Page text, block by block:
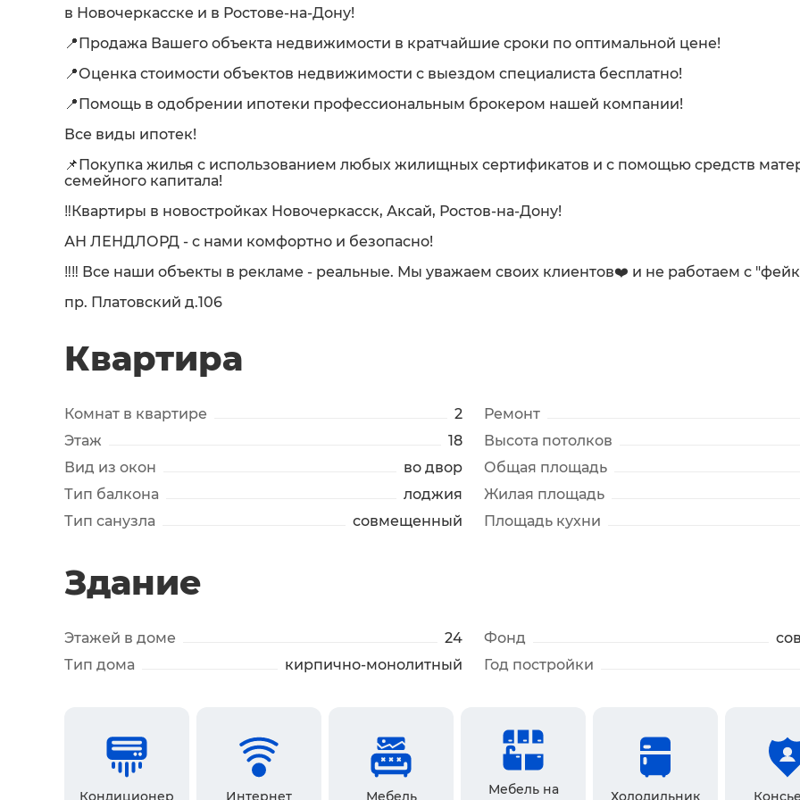
в Новочеркасске и в Ростове-на-Дону!
📍Продажа Вашего объекта недвижимости в кратчайшие сроки по оптимальной цене!
📍Оценка стоимости объектов недвижимости с выездом специалиста бесплатно!
📍Помощь в одобрении ипотеки профессиональным брокером нашей компании!
Все виды ипотек!
📌Покупка жилья с использованием любых жилищных сертификатов и с помощью средств
семейного капитала!
‼️Квартиры в новостройках Новочеркасск, Аксай, Ростов-на-Дону!
АН ЛЕНДЛОРД - с нами комфортно и безопасно!
‼️‼️ Все наши объекты в рекламе - реальные. Мы уважаем своих клиентов❤️ и не работаем с
пр. Платовский д.106
Квартира
Комнат в квартире
2
Этаж
18
Вид из окон
во двор
Тип балкона
лоджия
Тип санузла
совмещенный
Ремонт
Высота потолков
Общая площадь
Жилая площадь
Площадь кухни
Здание
Этажей в доме
24
Тип дома
кирпично-монолитный
Фонд
Год постройки
Кондиционер Интернет Мебель
Мебель на
Холодильник